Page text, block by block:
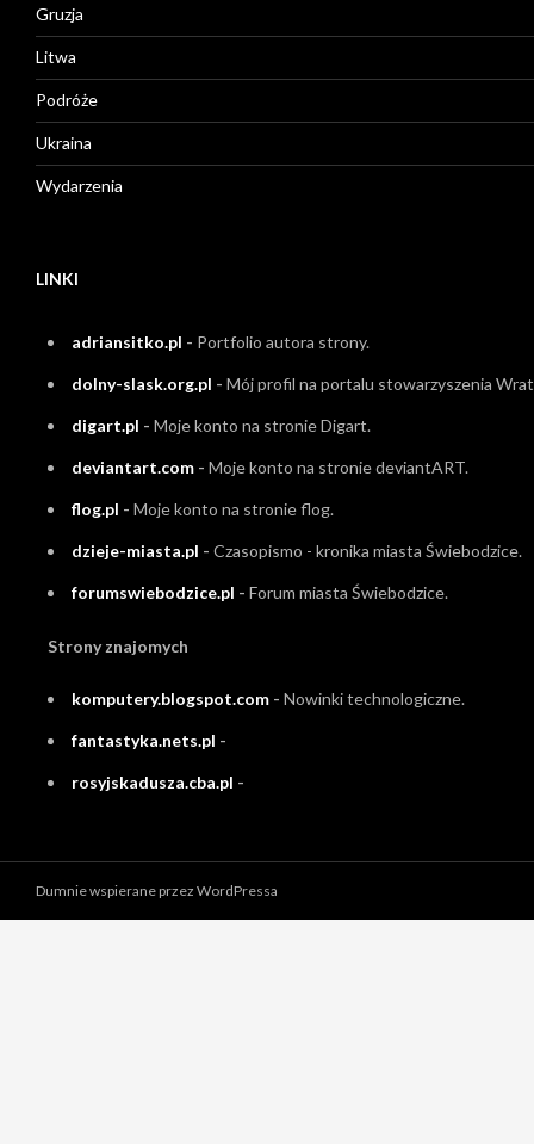
Gruzja
Litwa
Podróże
Ukraina
Wydarzenia
LINKI
adriansitko.pl - Portfolio autora strony.
dolny-slask.org.pl - Mój profil na portalu stowarzyszenia
digart.pl - Moje konto na stronie Digart.
deviantart.com - Moje konto na stronie deviantART.
flog.pl - Moje konto na stronie flog.
dzieje-miasta.pl - Czasopismo - kronika miasta Świebodzice.
forumswiebodzice.pl - Forum miasta Świebodzice.
Strony znajomych
komputery.blogspot.com - Nowinki technologiczne.
fantastyka.nets.pl -
rosyjskadusza.cba.pl -
Dumnie wspierane przez WordPressa